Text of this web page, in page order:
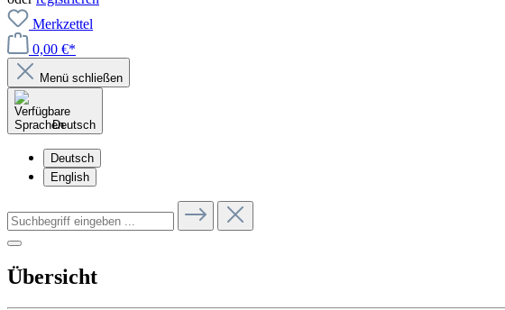
Merkzettel
0,00 €*
Menü schließen
Deutsch
Deutsch
English
Übersicht